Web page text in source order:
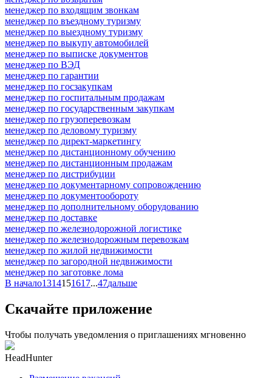
менеджер по входящим звонкам
менеджер по въездному туризму
менеджер по выездному туризму
менеджер по выкупу автомобилей
менеджер по выписке документов
менеджер по ВЭД
менеджер по гарантии
менеджер по госзакупкам
менеджер по госпитальным продажам
менеджер по государственным закупкам
менеджер по грузоперевозкам
менеджер по деловому туризму
менеджер по директ-маркетингу
менеджер по дистанционному обучению
менеджер по дистанционным продажам
менеджер по дистрибуции
менеджер по документарному сопровождению
менеджер по документообороту
менеджер по дополнительному оборудованию
менеджер по доставке
менеджер по железнодорожной логистике
менеджер по железнодорожным перевозкам
менеджер по жилой недвижимости
менеджер по загородной недвижимости
менеджер по заготовке лома
В начало1314151617...47дальше
Скачайте приложение
Чтобы получать уведомления о приглашениях мгновенно
HeadHunter